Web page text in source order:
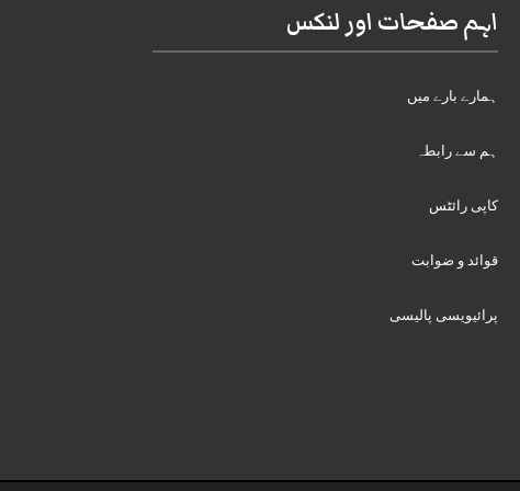
اہم صفحات اور لنکس
ہمارے بارے میں
ہم سے رابطہ
کاپی رائٹس
قوائد و ضوابت
پرائیویسی پالیسی